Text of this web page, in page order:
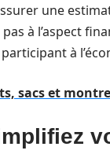
une
à l’aspect
à
sacs et